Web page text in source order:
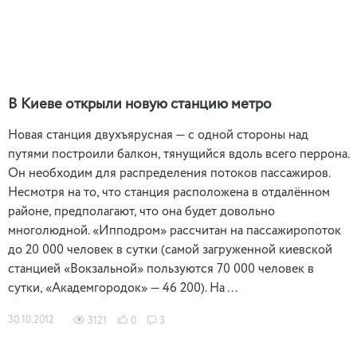
В Киеве открыли новую станцию метро
Новая станция двухъярусная — с одной стороны над
путями построили балкон, тянущийся вдоль всего перрона.
Он необходим для распределения потоков пассажиров.
Несмотря на то, что станция расположена в отдалённом
районе, предполагают, что она будет довольно
многолюдной. «Ипподром» рассчитан на пассажиропоток
до 20 000 человек в сутки (самой загруженной киевской
станцией «Вокзальной» пользуются 70 000 человек в
сутки, «Академгородок» — 46 200). На …
30.10.2012 3121 0 3